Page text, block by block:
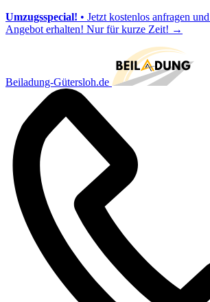
Umzugsspecial! • Jetzt kostenlos anfragen
Angebot erhalten! Nur für kurze Zeit! →
Beiladung-Gütersloh.de